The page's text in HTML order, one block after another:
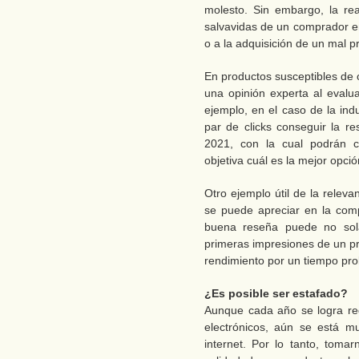
molesto. Sin embargo, la
salvavidas de un comprador
o a la adquisición de un mal
En productos susceptibles
una opinión experta al
ejemplo, en el caso de la
par de clicks conseguir la
2021, con la cual podrán
objetiva cuál es la mejor
Otro ejemplo útil de la
se puede apreciar en la
buena reseña puede no
primeras impresiones de un
rendimiento por un tiempo
¿Es posible ser estafado?
Aunque cada año se logra
electrónicos, aún se está
internet. Por lo tanto,